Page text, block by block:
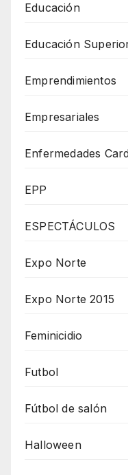
Educación
Educación
Emprendimientos
Empresariales
Enfermedades
EPP
ESPECTÁCULOS
Expo Norte
Expo Norte 2015
Feminicidio
Futbol
Fútbol de salón
Halloween